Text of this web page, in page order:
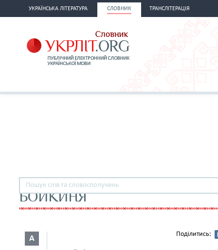
УКРАЇНСЬКА ЛІТЕРАТУРА СЛОВНИК ТРАНСЛІТЕРАЦІЯ
БОЙКИНЯ
А Поділитись: